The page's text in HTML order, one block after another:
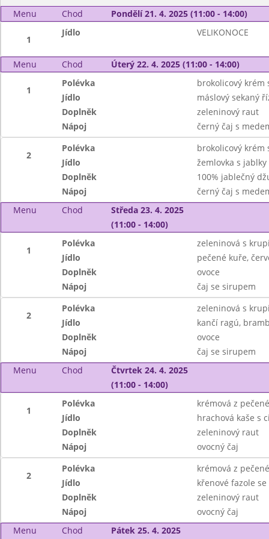
Menu Chod Pondělí 21. 4. 2025 (11:00 - 14:00)
1
Jídlo VELIKONOCE
Menu Chod Úterý 22. 4. 2025 (11:00 - 14:00)
1
Polévka
brokolicový krém
Jídlo
máslový sekaný
Doplněk
zeleninový raut
Nápoj
černý čaj s
2
Polévka
brokolicový krém
Jídlo
žemlovka s
Doplněk
100% jablečný
Nápoj
černý čaj s
Menu
Chod
Středa 23. 4. 2025
(11:00 - 14:00)
1
Polévka
zeleninová s
Jídlo
pečené kuře,
Doplněk
ovoce
Nápoj
čaj se sirupem
2
Polévka
zeleninová s
Jídlo
kančí ragú,
Doplněk
ovoce
Nápoj
čaj se sirupem
Menu
Chod
Čtvrtek 24. 4. 2025
(11:00 - 14:00)
1
Polévka
krémová z
Jídlo
hrachová kaše s
Doplněk
zeleninový raut
Nápoj
ovocný čaj
2
Polévka
krémová z
Jídlo
křenové fazole
Doplněk
zeleninový raut
Nápoj
ovocný čaj
Menu
Chod
Pátek 25. 4. 2025